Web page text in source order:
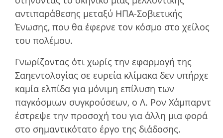
αντιπαράθεσης µεταξύ ΗΠΑ-Σοβιετικής
Ένωσης, που θα έφερνε τον κόσµο στο χείλος
του πολέµου.
Γνωρίζοντας ότι χωρίς την εφαρµογή της
Σαηεντολογίας σε ευρεία κλίµακα δεν υπήρχε
καµία ελπίδα για µόνιµη επίλυση των
παγκόσµιων συγκρούσεων, ο Λ. Ρον Χάμπαρντ
έστρεψε την προσοχή του για άλλη µια φορά
στο σηµαντικότατο έργο της διάδοσης.